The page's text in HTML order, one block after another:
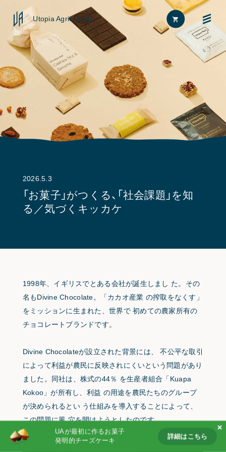
Utopia Agriculture
2026.5.3
「お菓子」がつくる、「社会課題」を知
る／気づくキッカケ
1998年、イギリスでとある会社が誕生しまし た。その
名もDivine Chocolate。「カカオ産業 の搾取をなくす」
をミッションに生まれた、世界で 初めての農家所有の
チョコレートブランドです。
Divine Chocolateが設立された背景には、 不公平な取引
によって利益が農民に反映されにくいという問題があり
ました。同社は、株式の44％ を生産者組合「Kuapa
Kokoo」が所有し、利益 の用途を農民たちのグループ
が決められるとい う仕組みを導入することによって、
この問題に風 穴を開けようとしたのです。
Home
Approach
Journal
UAが最初に作るお菓子
発明的チーズケーキ
詳細はこちら